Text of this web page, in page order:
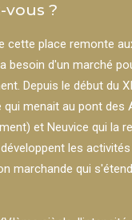
vous ?
cette place remonte
besoin d'un marché
Depuis le début du
qui menait au pont des
et Neuvice qui la
les
marchande qui